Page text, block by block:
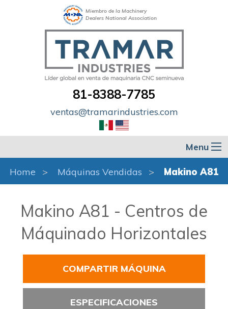
Miembro de la Machinery
Dealers National Association
81-8388-7785
ventas@tramarindustries.com
Menu
Home Máquinas Vendidas Makino A81
Makino A81 - Centros de
Máquinado Horizontales
COMPARTIR MÁQUINA
ESPECIFICACIONES